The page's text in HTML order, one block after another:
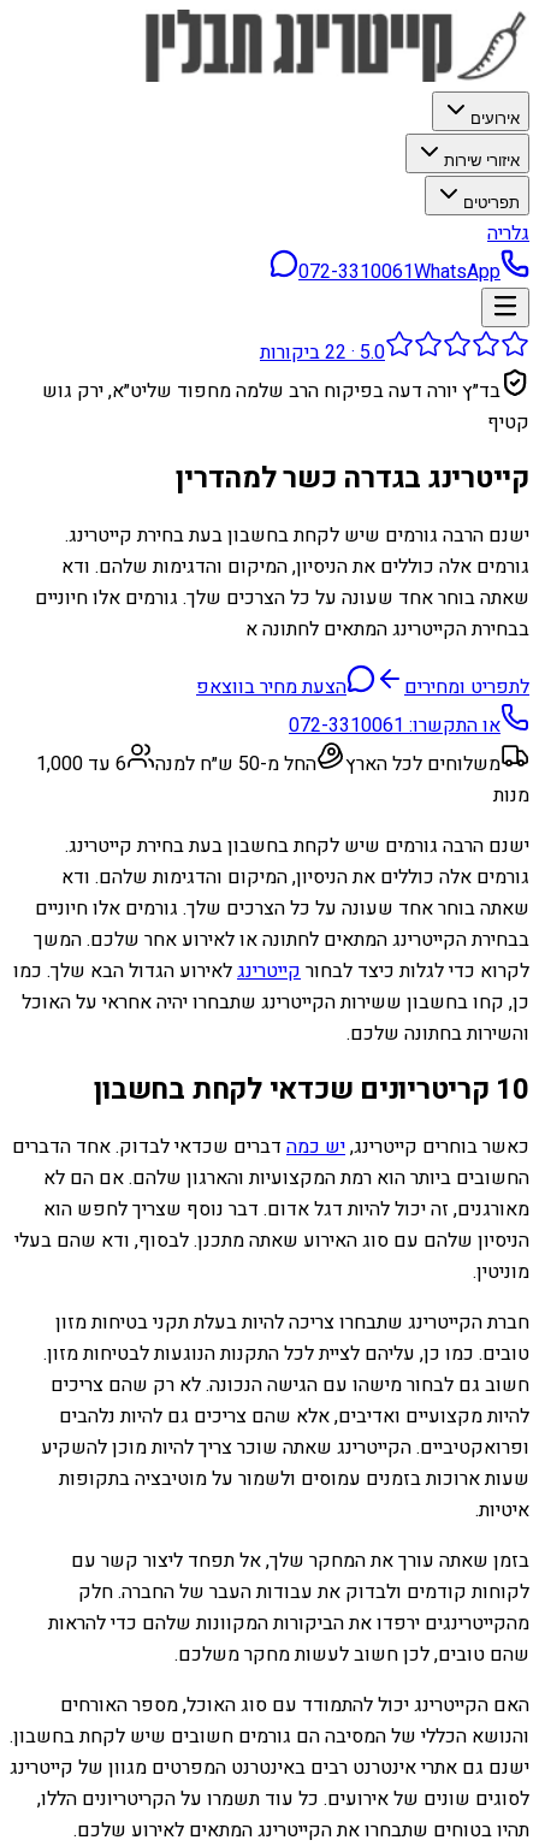
אירועים
איזורי שירות
תפריטים
גלריה
072-3310061WhatsApp
5.0
·
22ביקורות
בד״ץ יורה דעה בפיקוח הרב שלמה מחפוד שליט״א, ירק גוש
קטיף
קייטרינג בגדרה כשר למהדרין
ישנם הרבה גורמים שיש לקחת בחשבון בעת ​​בחירת קייטרינג.
גורמים אלה כוללים את הניסיון, המיקום והדגימות שלהם. ודא
שאתה בוחר אחד שעונה על כל הצרכים שלך. גורמים אלו חיוניים
בבחירת הקייטרינג המתאים לחתונה א
לתפריט ומחירים
הצעת מחיר בווצאפ
או התקשרו:072-3310061
משלוחים לכל הארץ
החל מ-50 ש״ח למנה
6 עד 1,000
מנות
ישנם הרבה גורמים שיש לקחת בחשבון בעת ​​בחירת קייטרינג.
גורמים אלה כוללים את הניסיון, המיקום והדגימות שלהם. ודא
שאתה בוחר אחד שעונה על כל הצרכים שלך. גורמים אלו חיוניים
בבחירת הקייטרינג המתאים לחתונה או לאירוע אחר שלכם. המשך
לקרוא כדי לגלות כיצד לבחורקייטרינגלאירוע הגדול הבא שלך. כמו
כן, קחו בחשבון ששירות הקייטרינג שתבחרו יהיה אחראי על האוכל
והשירות בחתונה שלכם.
10 קריטריונים שכדאי לקחת בחשבון
כאשר בוחרים קייטרינג,יש כמה דברים שכדאי לבדוק.אחד הדברים
החשובים ביותר הוא רמת המקצועיות והארגון שלהם. אם הם לא
מאורגנים, זה יכול להיות דגל אדום. דבר נוסף שצריך לחפש הוא
הניסיון שלהם עם סוג האירוע שאתה מתכנן. לבסוף, ודא שהם בעלי
מוניטין.
חברת הקייטרינג שתבחרו צריכה להיות בעלת תקני בטיחות מזון
טובים. כמו כן, עליהם לציית לכל התקנות הנוגעות לבטיחות מזון.
חשוב גם לבחור מישהו עם הגישה הנכונה. לא רק שהם צריכים
להיות מקצועיים ואדיבים, אלא שהם צריכים גם להיות נלהבים
ופרואקטיביים. הקייטרינג שאתה שוכר צריך להיות מוכן להשקיע
שעות ארוכות בזמנים עמוסים ולשמור על מוטיבציה בתקופות
איטיות.
בזמן שאתה עורך את המחקר שלך, אל תפחד ליצור קשר עם
לקוחות קודמים ולבדוק את עבודות העבר של החברה. חלק
מהקייטרינגים ירפדו את הביקורות המקוונות שלהם כדי להראות
שהם טובים, לכן חשוב לעשות מחקר משלכם.
האם הקייטרינג יכול להתמודד עם סוג האוכל, מספר האורחים
והנושא הכללי של המסיבה הם גורמים חשובים שיש לקחת בחשבון.
ישנם גם אתרי אינטרנט רבים באינטרנט המפרטים מגוון של קייטרינג
לסוגים שונים של אירועים. כל עוד תשמרו על הקריטריונים הללו,
תהיו בטוחים שתבחרו את הקייטרינג המתאים לאירוע שלכם.